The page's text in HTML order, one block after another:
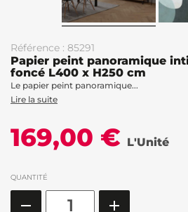
Référence : 85291
Papier peint panoramique
foncé L400 x H250 cm
Le papier peint panoramique...
Lire la suite
169,00 € L'Unité
QUANTITÉ